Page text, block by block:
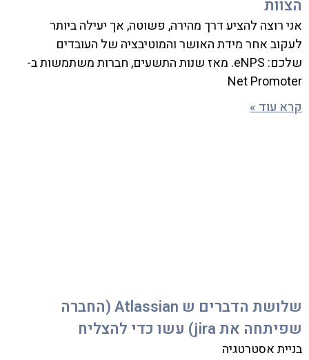
הצוות
אני רוצה להציע דרך מהירה, פשוטה, אך יעילה ביותר
לעקוב אחר מידת האושר והמוטיבציה של העובדים
שלכם: eNPS. מאז שנות התשעים, חברות משתמשות ב-
Net Promoter
קרא עוד »
שלושת הדברים ש Atlassian (החברה
שפיתחה את jira) עשו כדי להצליח
בניית אסטרטגיה